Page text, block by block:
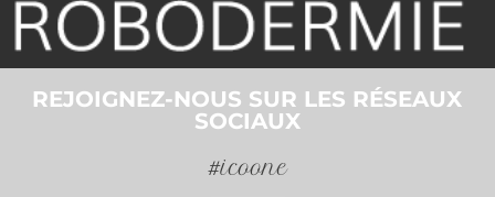
REJOIGNEZ-NOUS SUR LES RÉSEAUX
SOCIAUX
#icoone